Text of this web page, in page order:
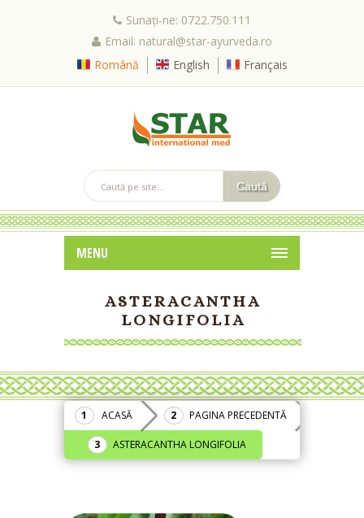
Sunați-ne: 0722.750.111
Email: natural@star-ayurveda.ro
Română
English Français
MENU
ASTERACANTHA
LONGIFOLIA
ACASĂ PAGINA PRECEDENTĂ
ASTERACANTHA LONGIFOLIA